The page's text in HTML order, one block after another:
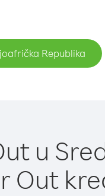
Republika
u
Out